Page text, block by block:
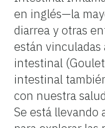
en inglés—la
diarrea y otras
están
intestinal
intestinal
con nuestra
Se está llevando